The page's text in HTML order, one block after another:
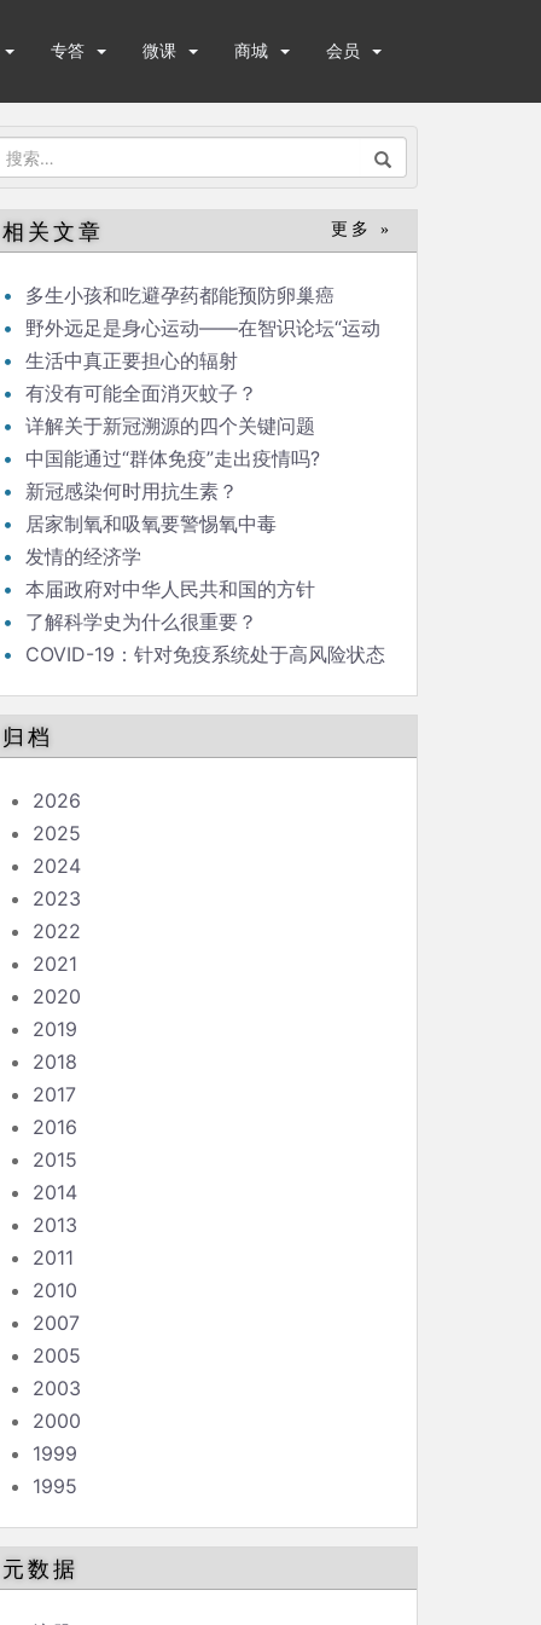
专答 微课 商城 会员
搜
：
相关文章 更多 »
多生小孩和吃避孕药都能预防卵巢癌
野外远足是身心运动——在智识论坛“运动
与健康”的发言
生活中真正要担心的辐射
有没有可能全面消灭蚊子？
详解关于新冠溯源的四个关键问题
中国能通过“群体免疫”走出疫情吗?
新冠感染何时用抗生素？
居家制氧和吸氧要警惕氧中毒
发情的经济学
本届政府对中华人民共和国的方针
了解科学史为什么很重要？
COVID-19：针对免疫系统处于高风险状态
归档
2026
2025
2024
2023
2022
2021
2020
2019
2018
2017
2016
2015
2014
2013
2011
2010
2007
2005
2003
2000
1999
1995
元数据